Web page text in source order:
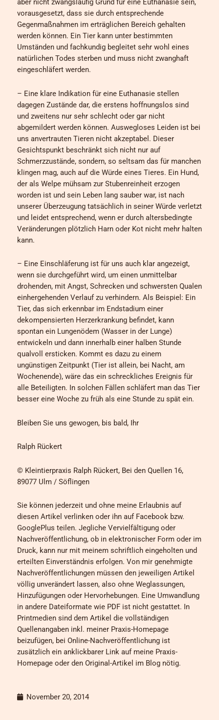
aber nicht zwangsläufig Grund für eine Euthanasie sein,
vorausgesetzt, dass sie durch entsprechende
Gegenmaßnahmen im erträglichen Bereich gehalten
werden können. Ein Tier kann unter bestimmten
Umständen und fachkundig begleitet sehr wohl eines
natürlichen Todes sterben und muss nicht zwanghaft
eingeschläfert werden.
– Eine klare Indikation für eine Euthanasie stellen
dagegen Zustände dar, die erstens hoffnungslos sind
und zweitens nur sehr schlecht oder gar nicht
abgemildert werden können. Auswegloses Leiden ist bei
uns anvertrauten Tieren nicht akzeptabel. Dieser
Gesichtspunkt beschränkt sich nicht nur auf
Schmerzzustände, sondern, so seltsam das für manchen
klingen mag, auch auf die Würde eines Tieres. Ein Hund,
der als Welpe mühsam zur Stubenreinheit erzogen
worden ist und sein Leben lang sauber war, ist nach
unserer Überzeugung tatsächlich in seiner Würde verletzt
und leidet entsprechend, wenn er durch altersbedingte
Veränderungen plötzlich Harn oder Kot nicht mehr halten
kann.
– Eine Einschläferung ist für uns auch klar angezeigt,
wenn sie durchgeführt wird, um einen unmittelbar
drohenden, mit Angst, Schrecken und schwersten Qualen
einhergehenden Verlauf zu verhindern. Als Beispiel: Ein
Tier, das sich erkennbar im Endstadium einer
dekompensierten Herzerkrankung befindet, kann
spontan ein Lungenödem (Wasser in der Lunge)
entwickeln und dann innerhalb einer halben Stunde
qualvoll ersticken. Kommt es dazu zu einem
ungünstigen Zeitpunkt (Tier ist allein, bei Nacht, am
Wochenende), wäre das ein schreckliches Ereignis für
alle Beteiligten. In solchen Fällen schläfert man das Tier
besser eine Woche zu früh als eine Stunde zu spät ein.
Bleiben Sie uns gewogen, bis bald, Ihr
Ralph Rückert
© Kleintierpraxis Ralph Rückert, Bei den Quellen 16,
89077 Ulm / Söflingen
Sie können jederzeit und ohne meine Erlaubnis auf
diesen Artikel verlinken oder ihn auf Facebook bzw.
GooglePlus teilen. Jegliche Vervielfältigung oder
Nachveröffentlichung, ob in elektronischer Form oder im
Druck, kann nur mit meinem schriftlich eingeholten und
erteilten Einverständnis erfolgen. Von mir genehmigte
Nachveröffentlichungen müssen den jeweiligen Artikel
völlig unverändert lassen, also ohne Weglassungen,
Hinzufügungen oder Hervorhebungen. Eine Umwandlung
in andere Dateiformate wie PDF ist nicht gestattet. In
Printmedien sind dem Artikel die vollständigen
Quellenangaben inkl. meiner Praxis-Homepage
beizufügen, bei Online-Nachveröffentlichung ist
zusätzlich ein anklickbarer Link auf meine Praxis-
Homepage oder den Original-Artikel im Blog nötig.
November 20, 2014